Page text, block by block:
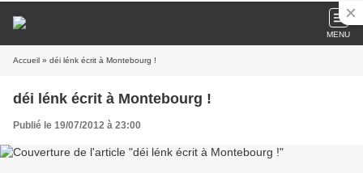
MENU
Accueil » déi lénk écrit à Montebourg !
déi lénk écrit à Montebourg !
Publié le 19/07/2012 à 23:00